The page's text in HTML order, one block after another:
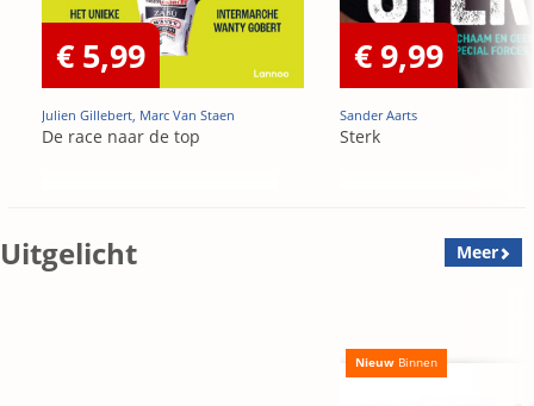
€ 5,99
Julien Gillebert, Marc Van Staen
De race naar de top
€ 9,99
Sander Aarts
Sterk
Uitgelicht Meer
Nieuw Binnen